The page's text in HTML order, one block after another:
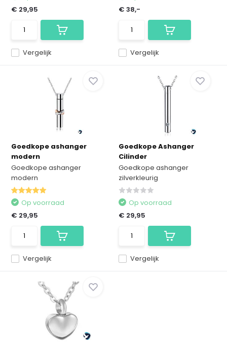
Vergelijk
€ 29,95
Vergelijk
€ 38,-
Goedkope ashanger
modern
Goedkope ashanger
modern
Vergelijk
Op voorraad
€ 29,95
Goedkope Ashanger
Cilinder
Goedkope ashanger
zilverkleurig
Vergelijk
Op voorraad
€ 29,95